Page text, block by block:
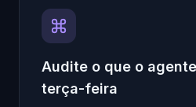
Audite o que o
terça-feira